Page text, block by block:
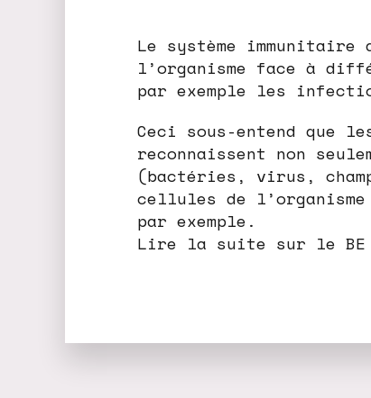
Le système
l’organisme face à
par exemple les
Ceci sous-entend que
reconnaissent non
(bactéries, virus,
cellules de l’organisme
par exemple.
Lire la suite sur le BE